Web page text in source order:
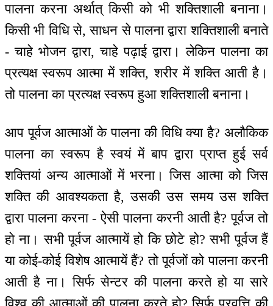
पालना करना अर्थात् किसी को भी शक्तिशाली बनाना।
किसी भी विधि से, साधन से पालना द्वारा शक्तिशाली बनाते
- चाहे भोजन द्वारा, चाहे पढ़ाई द्वारा। लेकिन पालना का
प्रत्यक्ष स्वरूप आत्मा में शक्ति, शरीर में शक्ति आती है।
तो पालना का प्रत्यक्ष स्वरूप हुआ शक्तिशाली बनाना।
आप पूर्वज आत्माओं के पालना की विधि क्या है? अलौकिक
पालना का स्वरूप है स्वयं में बाप द्वारा प्राप्त हुई सर्व
शक्तियां अन्य आत्माओं में भरना। जिस आत्मा को जिस
शक्ति की आवश्यकता है, उसकी उस समय उस शक्ति
द्वारा पालना करना - ऐसी पालना करनी आती है? पूर्वज तो
हो ना। सभी पूर्वज आत्मायें हो कि छोटे हो? सभी पूर्वज हैं
या कोई-कोई विशेष आत्मायें हैं? तो पूर्वजों को पालना करनी
आती है ना। सिर्फ सेन्टर की पालना करते हो या सारे